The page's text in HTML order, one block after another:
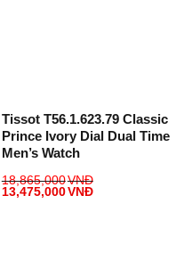
Tissot T56.1.623.79 Classic
Prince Ivory Dial Dual Time
Men’s Watch
18,865,000VNĐ
13,475,000VNĐ